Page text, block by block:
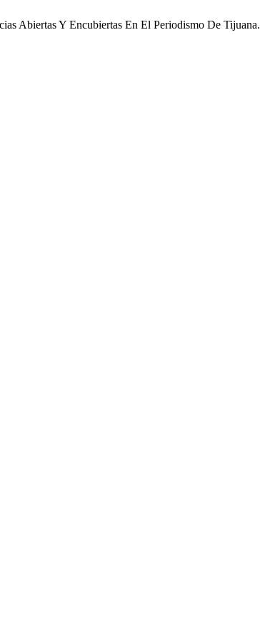
Abiertas Y Encubiertas En El Periodismo De Tijuana.